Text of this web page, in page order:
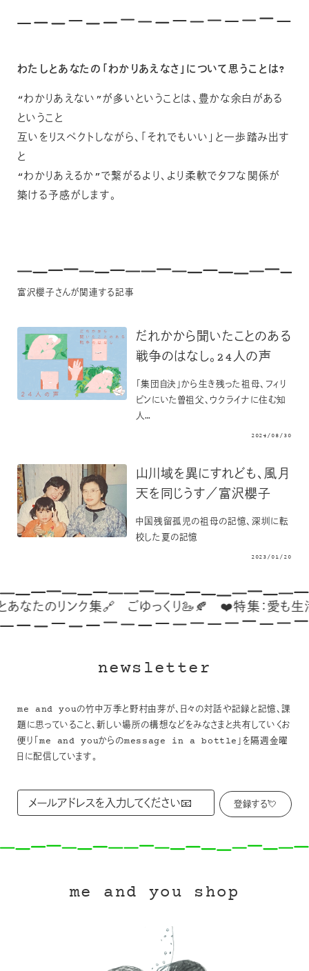
わたしとあなたの「わかりあえなさ」について思うことは?
“わかりあえない”が多いということは、豊かな余白がある
ということ
互いをリスペクトしながら、「それでもいい」と一歩踏み出す
と
“わかりあえるか”で繋がるより、より柔軟でタフな関係が
築ける予感がします。
富沢櫻子さんが関連する記事
だれかから聞いたことのある
戦争のはなし。24人の声
「集団自決」から生き残った祖母、フィリ
ピンにいた曽祖父、ウクライナに住む知
人…
2024/08/30
山川域を異にすれども、風月
天を同じうす／富沢櫻子
中国残留孤児の祖母の記憶、深圳に転
校した夏の記憶
2023/01/20
たのリンク集🔗 ごゆっくり🦢🍂 ❤️特集：愛も生活
newsletter
me and youの竹中万季と野村由芽が、日々の対話や記録と記憶、課
題に思っていること、新しい場所の構想などをみなさまと共有していくお
便り「me and youからのmessage in a bottle」を隔週金曜
日に配信しています。
me and you shop